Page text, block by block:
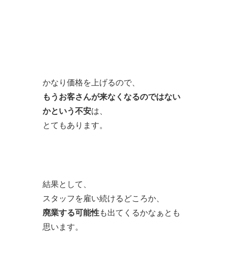
かなり価格を上げるので、
もうお客さんが来なくなるのではない
かという不安は、
とてもあります。
結果として、
スタッフを雇い続けるどころか、
廃業する可能性も出てくるかなぁとも
思います。